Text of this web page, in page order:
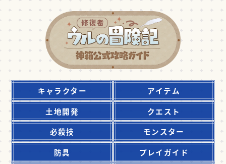
キャラクター
アイテム
土地開発
クエスト
必殺技
モンスター
防具
プレイガイド